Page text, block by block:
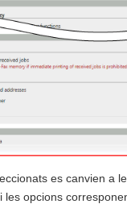
es canvien a
les opcions